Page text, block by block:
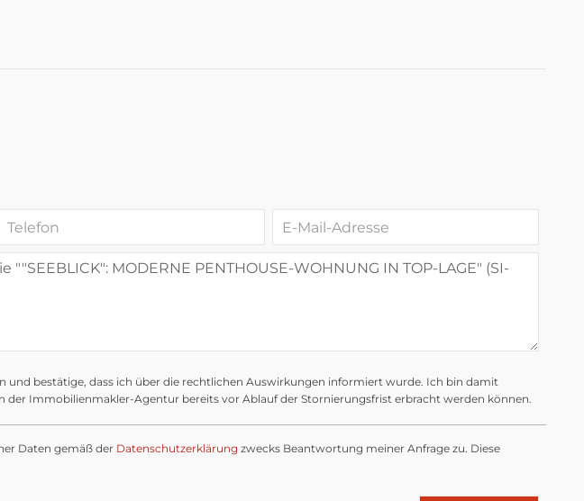
und bestätige, dass ich über die rechtlichen Auswirkungen informiert wurde. Ich bin damit
der Immobilienmakler-Agentur bereits vor Ablauf der Stornierungsfrist erbracht werden können.
Daten gemäß der Datenschutzerklärung zwecks Beantwortung meiner Anfrage zu. Diese